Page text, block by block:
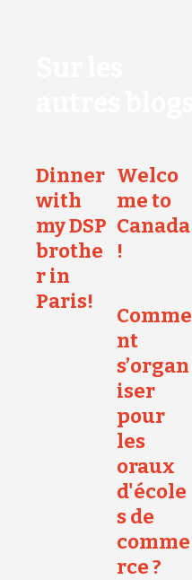
Dinner
with
my DSP
brothe
r in
Paris!
Welco
me to
Canada
!
Comme
nt
s’organ
iser
pour
les
oraux
d'école
s de
comme
rce ?